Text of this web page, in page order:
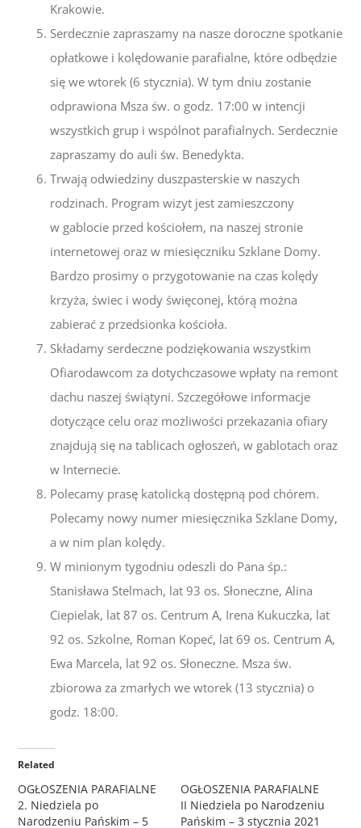
Krakowie.
Serdecznie zapraszamy na nasze doroczne spotkanie
opłatkowe i kolędowanie parafialne, które odbędzie
się we wtorek (6 stycznia). W tym dniu zostanie
odprawiona Msza św. o godz. 17:00 w intencji
wszystkich grup i wspólnot parafialnych. Serdecznie
zapraszamy do auli św. Benedykta.
Trwają odwiedziny duszpasterskie w naszych
rodzinach. Program wizyt jest zamieszczony
w gablocie przed kościołem, na naszej stronie
internetowej oraz w miesięczniku Szklane Domy.
Bardzo prosimy o przygotowanie na czas kolędy
krzyża, świec i wody święconej, którą można
zabierać z przedsionka kościoła.
Składamy serdeczne podziękowania wszystkim
Ofiarodawcom za dotychczasowe wpłaty na remont
dachu naszej świątyni. Szczegółowe informacje
dotyczące celu oraz możliwości przekazania ofiary
znajdują się na tablicach ogłoszeń, w gablotach oraz
w Internecie.
Polecamy prasę katolicką dostępną pod chórem.
Polecamy nowy numer miesięcznika Szklane Domy,
a w nim plan kolędy.
W minionym tygodniu odeszli do Pana śp.:
Stanisława Stelmach, lat 93 os. Słoneczne, Alina
Ciepielak, lat 87 os. Centrum A, Irena Kukuczka, lat
92 os. Szkolne, Roman Kopeć, lat 69 os. Centrum A,
Ewa Marcela, lat 92 os. Słoneczne. Msza św.
zbiorowa za zmarłych we wtorek (13 stycznia) o
godz. 18:00.
Related
OGŁOSZENIA PARAFIALNE
2. Niedziela po
Narodzeniu Pańskim – 5
OGŁOSZENIA PARAFIALNE
II Niedziela po Narodzeniu
Pańskim – 3 stycznia 2021